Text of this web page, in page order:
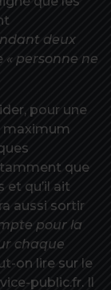
deux
« personne ne
pour une
maximum
que
et qu’il ait
aussi sortir
pour la
chaque
on lire sur le
public.fr. Il